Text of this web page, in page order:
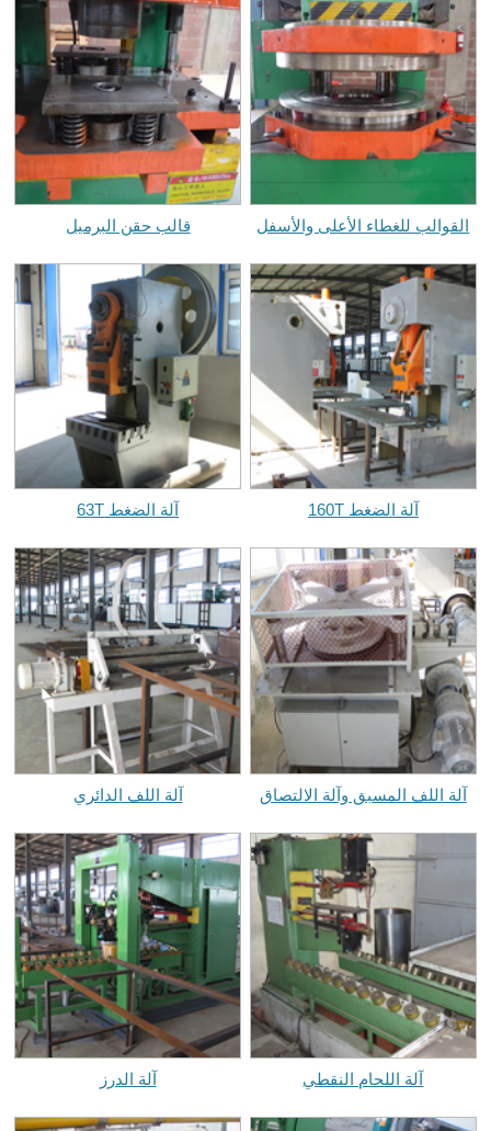
القوالب للغطاء الأعلى والأسفل قالب حقن البرميل
آلة الضغط 160T آلة الضغط 63T
آلة اللف المسبق وآلة الالتصاق آلة اللف الدائري
آلة اللحام النقطي آلة الدرز